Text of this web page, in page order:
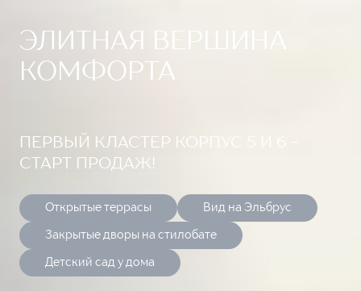
ЭЛИТНАЯ ВЕРШИНА
КОМФОРТА
ПЕРВЫЙ КЛАСТЕР КОРПУС 5 И 6 -
СТАРТ ПРОДАЖ!
Открытые террасы Вид на Эльбрус
Закрытые дворы на стилобате
Детский сад у дома